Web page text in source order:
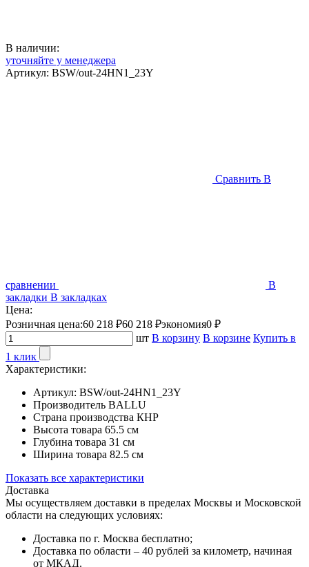
В наличии:
уточняйте у менеджера
Артикул: BSW/out-24HN1_23Y
Сравнить В
сравнении
В
закладки В закладках
Цена:
Розничная цена:60 218 ₽60 218 ₽экономия0 ₽
шт В корзину В корзине Купить в
1 клик
Характеристики:
Артикул: BSW/out-24HN1_23Y
Производитель BALLU
Страна производства КНР
Высота товара 65.5 см
Глубина товара 31 см
Ширина товара 82.5 см
Показать все характеристики
Доставка
Мы осуществляем доставки в пределах Москвы и Московской
области на следующих условиях:
Доставка по г. Москва бесплатно;
Доставка по области – 40 рублей за километр, начиная
от МКАД.